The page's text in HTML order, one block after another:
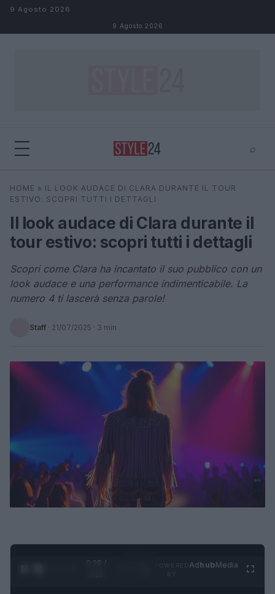
Salta al contenuto
9 Agosto 2026
9 Agosto 2026
⌕
Cerca ⌕
HOME » IL LOOK AUDACE DI CLARA DURANTE IL TOUR
ESTIVO: SCOPRI TUTTI I DETTAGLI
Il look audace di Clara durante il
tour estivo: scopri tutti i dettagli
Scopri come Clara ha incantato il suo pubblico con un
look audace e una performance indimenticabile. La
numero 4 ti lascerà senza parole!
Staff · 21/07/2025 · 3 min
0:29 /
AdhubMedia